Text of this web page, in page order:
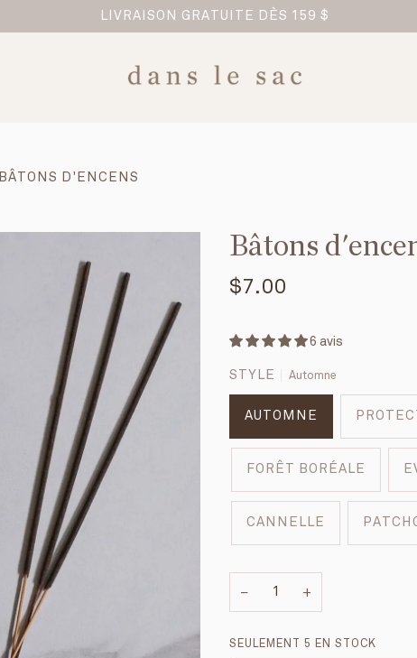
LIVRAISON GRATUITE DÈS 159 $
BÂTONS D'ENCENS
Bâtons
$7.00
6 avis
STYLE Automne
AUTOMNE
FORÊT BORÉALE
CANNELLE
− +
SEULEMENT 5 EN STOCK